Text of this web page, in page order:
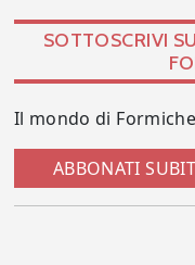
SOTTOSCRIVI
Il mondo di
ABBONATI